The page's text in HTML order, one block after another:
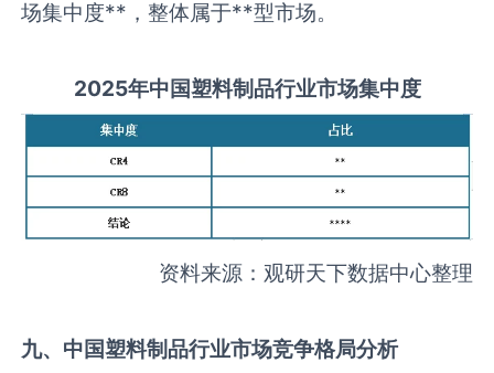
场集中度**，整体属于**型市场。
2025年中国塑料制品行业市场集中度
资料来源：观研天下数据中心整理
九、中国塑料制品行业市场竞争格局分析